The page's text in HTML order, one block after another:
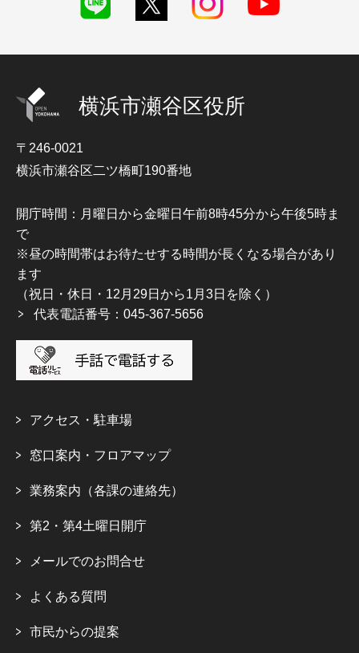
横浜市瀬谷区役所
〒246-0021
横浜市瀬谷区二ツ橋町190番地
開庁時間：月曜日から金曜日午前8時45分から午後5時ま
で
※昼の時間帯はお待たせする時間が長くなる場合があり
ます
（祝日・休日・12月29日から1月3日を除く）
代表電話番号：045-367-5656
アクセス・駐車場
窓口案内・フロアマップ
業務案内（各課の連絡先）
第2・第4土曜日開庁
メールでのお問合せ
よくある質問
市民からの提案